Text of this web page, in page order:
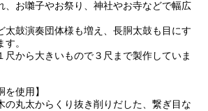
、お囃子やお祭り、神社やお寺などで幅広
太鼓演奏団体様も増え、長胴太鼓も目にす
。
尺から大きいもので３尺まで製作していま
を使用】
の丸太からくり抜き削りだした、繋ぎ目な